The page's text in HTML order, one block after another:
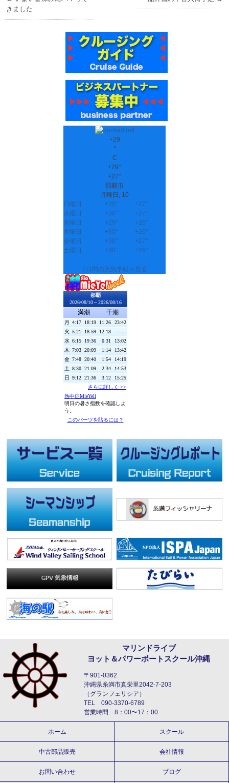
きました
+29
°
C
+29°
+27°
那覇市
月曜日, 10
日曜日
+29° +27°
火曜日
+30° +27°
水曜日
+29° +26°
木曜日
+30° +26°
金曜日
+30° +27°
土曜日
+30° +26°
7日間の天気予報を見る
マリンドライブ
ヨット＆パワーボートスクール沖縄
〒901-0362
沖縄県糸満市真栄里2042-7-203
（グランフェリシア）
TEL 090-3370-6789
営業時間 8：00〜17：00
ホーム スクール
中古部品販売 会社情報
お問い合わせ ブログ